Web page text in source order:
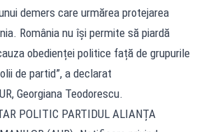
demers care urmărea protejarea
România nu își permite să piardă
obedienței politice față de grupurile
de partid”, a declarat
Georgiana Teodorescu.
POLITIC PARTIDUL ALIANȚA